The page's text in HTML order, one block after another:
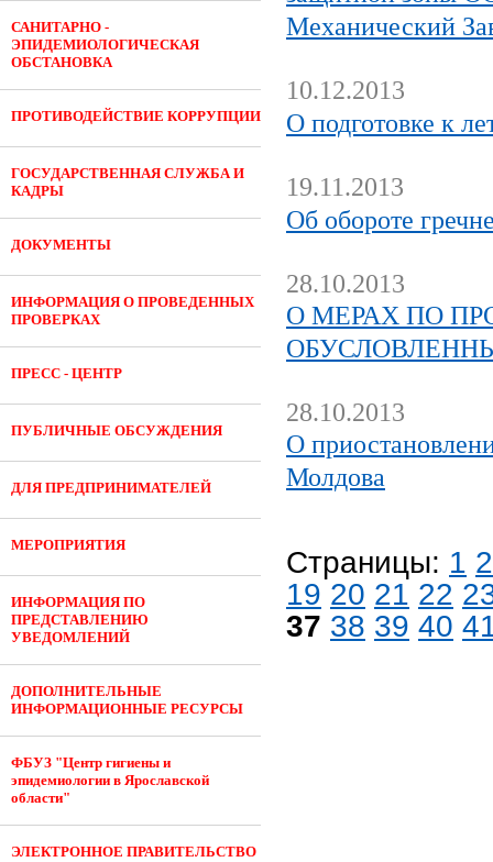
САНИТАРНО -
ЭПИДЕМИОЛОГИЧЕСКАЯ
ОБСТАНОВКА
ПРОТИВОДЕЙСТВИЕ КОРРУПЦИИ
ГОСУДАРСТВЕННАЯ СЛУЖБА И
КАДРЫ
ДОКУМЕНТЫ
ИНФОРМАЦИЯ О ПРОВЕДЕННЫХ
ПРОВЕРКАХ
ПРЕСС - ЦЕНТР
ПУБЛИЧНЫЕ ОБСУЖДЕНИЯ
ДЛЯ ПРЕДПРИНИМАТЕЛЕЙ
МЕРОПРИЯТИЯ
ИНФОРМАЦИЯ ПО
ПРЕДСТАВЛЕНИЮ
УВЕДОМЛЕНИЙ
ДОПОЛНИТЕЛЬНЫЕ
ИНФОРМАЦИОННЫЕ РЕСУРСЫ
ФБУЗ "Центр гигиены и
эпидемиологии в Ярославской
области"
ЭЛЕКТРОННОЕ ПРАВИТЕЛЬСТВО
Механический
10.12.2013
О подготовке к
19.11.2013
Об обороте
28.10.2013
О МЕРАХ ПО
28.10.2013
О
Молдова
Страницы: 1 2
19 20 21 22
37 38 39 40